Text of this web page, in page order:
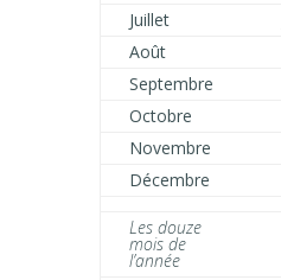
Juillet
Août
Septembre
Octobre
Novembre
Décembre
Les douze
mois de
l’année